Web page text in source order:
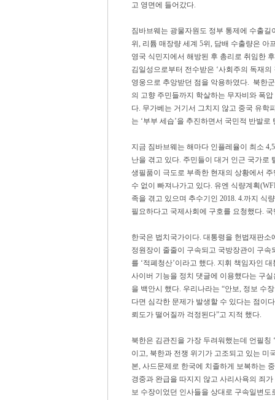
고 영면에 들어갔다.
짐바브웨는 광물자원도 정부 통제에 수출
위, 리튬 매장량 세계 5위, 담배 수출량은 아
영국 식민지에서 해방된 후 총리로 취임한
김일성으로부터 전수받은 ‘사회주의 독재
영웅으로 추앙받던 점을 악용하였다. 북한
의 고향 주민들까지 학살하는 무자비와 폭
다. 무가베는 거기서 그치지 않고 중국 유학
는 ‘부부 세습’을 추진하면서 국민적 반발
지금 짐바브웨는 해마다 인플레율이 최소
난을 겪고 있다. 주민들이 대거 인근 국가로
생필품이 극도로 부족한 현재의 상황에서
수 없이 빠져나가고 있다. 유엔 식량계획
족을 겪고 있으며 추수기인 2018. 4.까지 식
필요하다고 국제사회에 구호를 요청했다.
한국은 법치국가이다. 대통령을 헌법재판
정원장이 줄줄이 구속되고 국방장관이 구
를 ‘적폐청산’이라고 했다. 지휘 책임자인
사이버 기능을 정치 댓글에 이용했다는 구
을 백안시 했다. 우리나라는 “안보, 정보 수
다면 심각한 문제가 발생할 수 있다는 점이
뢰도가 떨어질까 걱정된다”고 지적 했다.
북한은 김관진을 가장 두려워했는데 언필칭
이고, 북한과 전쟁 위기가 고조되고 있는 미
본, 사드문제로 한국에 치졸하게 보복하는
경중과 완급을 따지지 않고 사리사욕의 죄
보 수장이었던 인사들을 상대로 구속일변도